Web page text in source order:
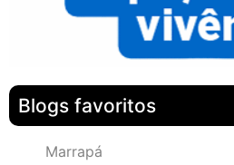
Blogs favoritos
Marrapá